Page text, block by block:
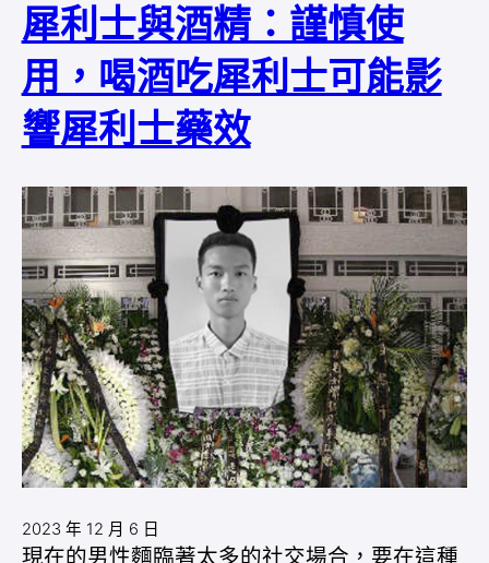
犀利士與酒精：謹慎使
用，喝酒吃犀利士可能影
響犀利士藥效
2023 年 12 月 6 日
現在的男性麵臨著太多的社交場合，要在這種